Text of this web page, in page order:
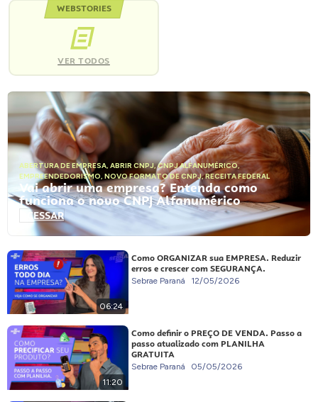
WEBSTORIES
VER TODOS
ABERTURA DE EMPRESA, ABRIR CNPJ,CNPJ ALFANUMÉRICO,
EMPREENDEDORISMO, NOVO FORMATO DE CNPJ,RECEITA FEDERAL
Vai abrir uma empresa? Entenda como
funciona o novo CNPJ Alfanumérico
ACESSAR
06:24
Como ORGANIZAR sua EMPRESA. Reduzir
erros e crescer com SEGURANÇA.
Sebrae Paraná 12/05/2026
11:20
Como definir o PREÇO DE VENDA. Passo a
passo atualizado com PLANILHA
GRATUITA
Sebrae Paraná 05/05/2026